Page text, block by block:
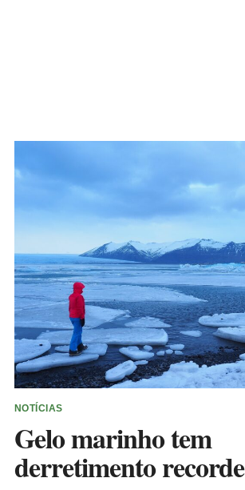
NOTÍCIAS
Gelo marinho tem
derretimento recorde